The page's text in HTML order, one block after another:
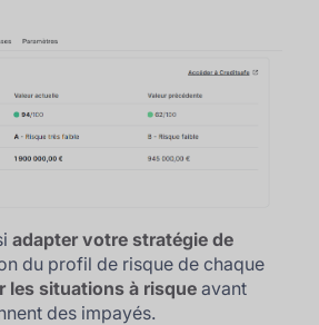
adapter votre stratégie de
du profil de risque de chaque
les situations à risque avant
des impayés.